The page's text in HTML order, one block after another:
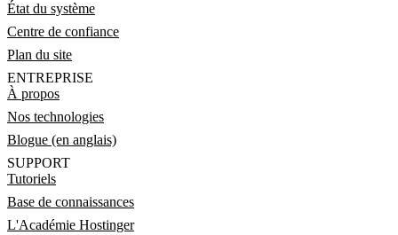
État du système
Centre de confiance
Plan du site
ENTREPRISE
À propos
Nos technologies
Blogue (en anglais)
SUPPORT
Tutoriels
Base de connaissances
L'Académie Hostinger